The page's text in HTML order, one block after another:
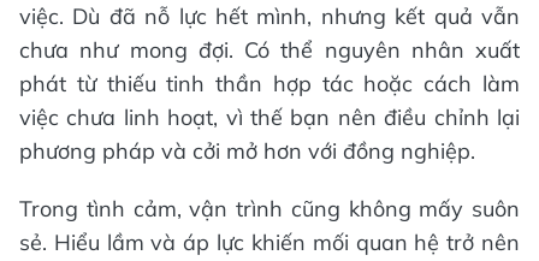
việc. Dù đã nỗ lực hết mình, nhưng kết quả vẫn
chưa như mong đợi. Có thể nguyên nhân xuất
phát từ thiếu tinh thần hợp tác hoặc cách làm
việc chưa linh hoạt, vì thế bạn nên điều chỉnh lại
phương pháp và cởi mở hơn với đồng nghiệp.
Trong tình cảm, vận trình cũng không mấy suôn
sẻ. Hiểu lầm và áp lực khiến mối quan hệ trở nên